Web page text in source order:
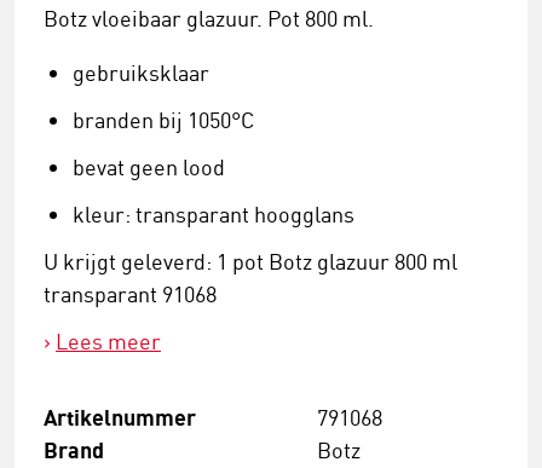
Botz vloeibaar glazuur. Pot 800 ml.
gebruiksklaar
branden bij 1050°C
bevat geen lood
kleur: transparant hoogglans
U krijgt geleverd: 1 pot Botz glazuur 800 ml
transparant 91068
Lees meer
Artikelnummer 791068
Brand Botz